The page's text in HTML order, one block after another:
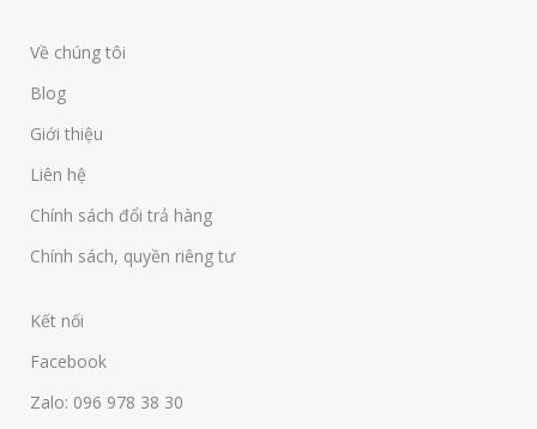
Về chúng tôi
Blog
Giới thiệu
Liên hệ
Chính sách đổi trả hàng
Chính sách, quyền riêng tư
Kết nối
Facebook
Zalo: 096 978 38 30